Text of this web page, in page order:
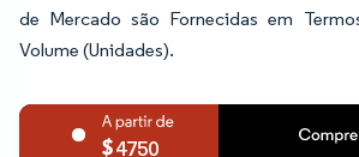
de Mercado são Fornecidas em
Volume (Unidades).
4750